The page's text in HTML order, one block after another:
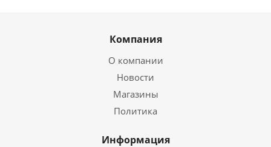
Компания
О компании
Новости
Магазины
Политика
Информация